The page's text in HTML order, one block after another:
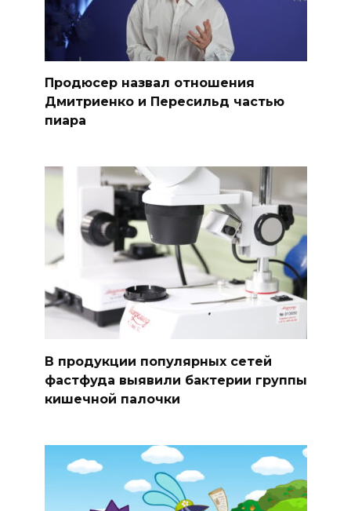
Продюсер назвал отношения
Дмитриенко и Пересильд частью
пиара
В продукции популярных сетей
фастфуда выявили бактерии группы
кишечной палочки